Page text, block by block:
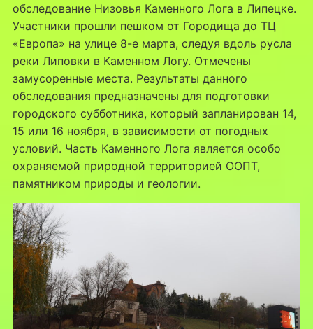
обследование Низовья Каменного Лога в Липецке.
Участники прошли пешком от Городища до ТЦ
«Европа» на улице 8-е марта, следуя вдоль русла
реки Липовки в Каменном Логу. Отмечены
замусоренные места. Результаты данного
обследования предназначены для подготовки
городского субботника, который запланирован 14,
15 или 16 ноября, в зависимости от погодных
условий. Часть Каменного Лога является особо
охраняемой природной территорией ООПТ,
памятником природы и геологии.